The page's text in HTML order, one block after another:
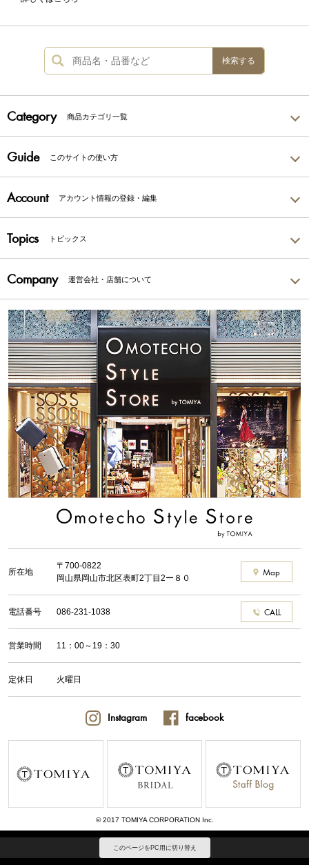
検索する
Category 商品カテゴリ一覧
Guide このサイトの使い方
Account アカウント情報の登録・編集
Topics トピックス
Company 運営会社・店舗について
所在地
〒700-0822
岡山県岡山市北区表町2丁目2ー８０
Map
電話番号 086-231-1038 CALL
営業時間 11：00～19：30
定休日 火曜日
Instagram facebook
© 2017 TOMIYA CORPORATION Inc.
このページをPC用に切り替え